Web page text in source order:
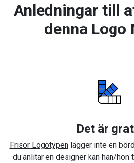
Anledningar till
denna Logo
Det är
Frisör Logotypenlägger inte en
du anlitar en designer kan han/hon